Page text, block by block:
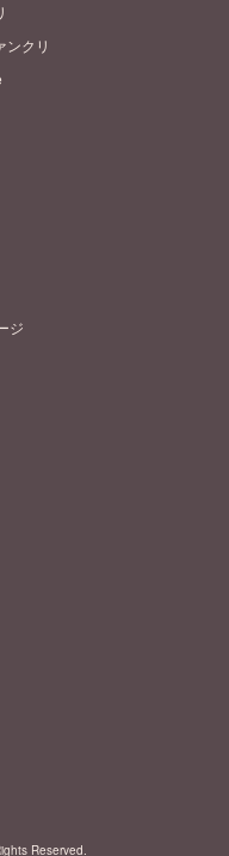
ンクリ
ジ
Reserved.